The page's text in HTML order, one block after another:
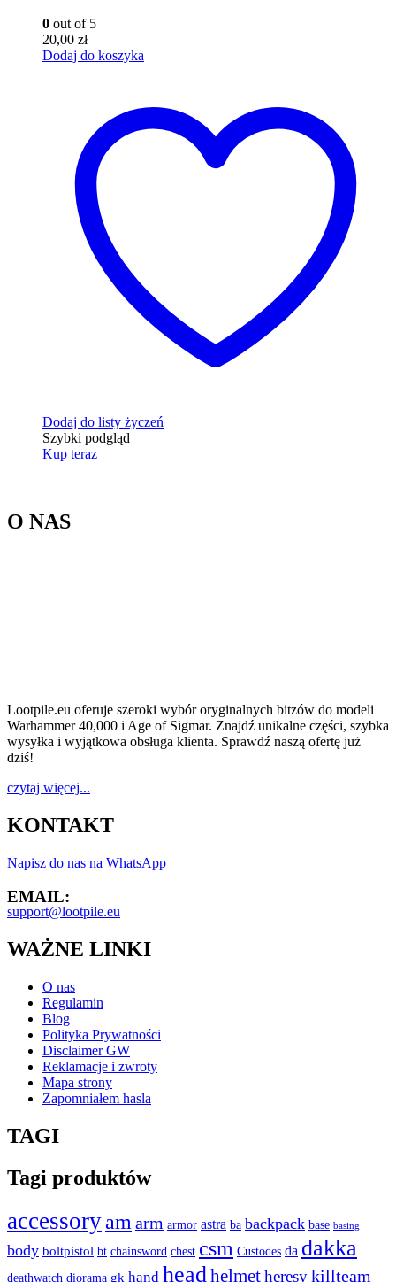
0 out of 5
20,00 zł
Dodaj do koszyka
Dodaj do listy życzeń
Szybki podgląd
Kup teraz
O NAS
Lootpile.eu oferuje szeroki wybór oryginalnych bitzów do modeli
Warhammer 40,000 i Age of Sigmar. Znajdź unikalne części, szybka
wysyłka i wyjątkowa obsługa klienta. Sprawdź naszą ofertę już
dziś!
czytaj więcej...
KONTAKT
Napisz do nas na WhatsApp
EMAIL:
support@lootpile.eu
WAŻNE LINKI
O nas
Regulamin
Blog
Polityka Prywatności
Disclaimer GW
Reklamacje i zwroty
Mapa strony
Zapomniałem hasla
TAGI
Tagi produktów
accessoryam arm armor astra ba backpack base basing
body boltpistol bt chainsword chest csm Custodes da dakka
deathwatch diorama gk hand headhelmetheresykillteam